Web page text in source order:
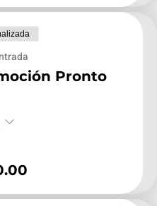
Pronto